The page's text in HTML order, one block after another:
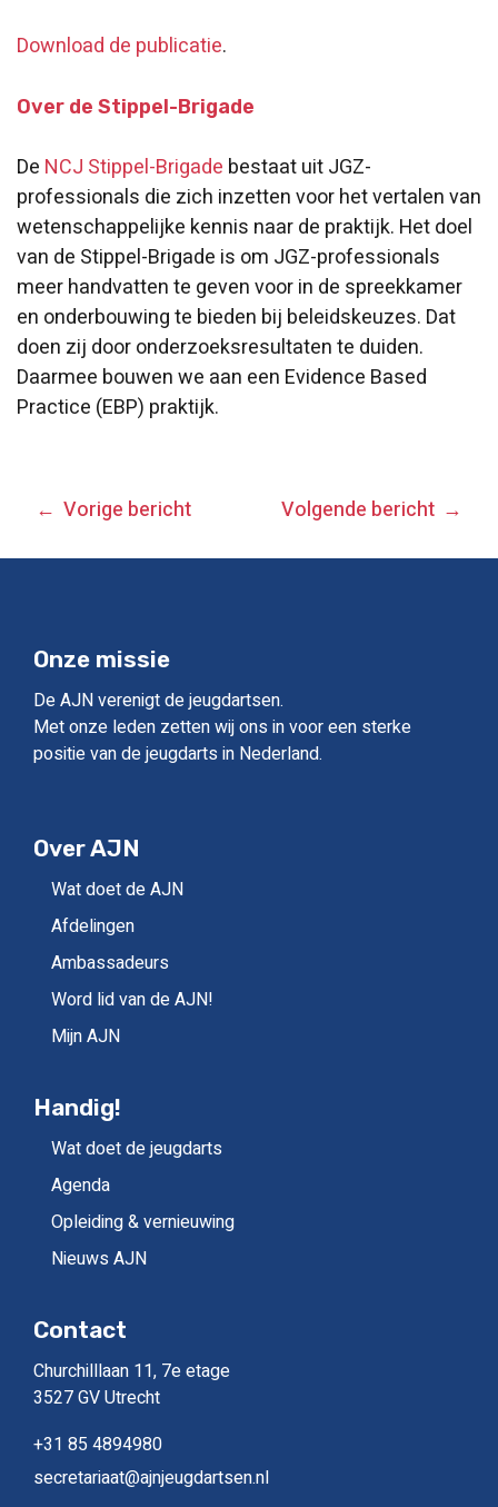
Download de publicatie.
Over de Stippel-Brigade
De NCJ Stippel-Brigade bestaat uit JGZ-
professionals die zich inzetten voor het vertalen van
wetenschappelijke kennis naar de praktijk. Het doel
van de Stippel-Brigade is om JGZ-professionals
meer handvatten te geven voor in de spreekkamer
en onderbouwing te bieden bij beleidskeuzes. Dat
doen zij door onderzoeksresultaten te duiden.
Daarmee bouwen we aan een Evidence Based
Practice (EBP) praktijk.
BERICHT
NAVIGATIE
Vorige bericht Volgende bericht
Onze missie
De AJN verenigt de jeugdartsen.
Met onze leden zetten wij ons in voor een sterke
positie van de jeugdarts in Nederland.
Over AJN
Wat doet de AJN
Afdelingen
Ambassadeurs
Word lid van de AJN!
Mijn AJN
Handig!
Wat doet de jeugdarts
Agenda
Opleiding & vernieuwing
Nieuws AJN
Contact
Churchilllaan 11, 7e etage
3527 GV Utrecht
+31 85 4894980
secretariaat@ajnjeugdartsen.nl